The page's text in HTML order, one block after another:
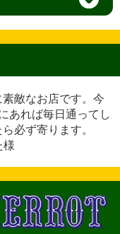
敵なお店です。今
あれば毎日通ってし
必ず寄ります。